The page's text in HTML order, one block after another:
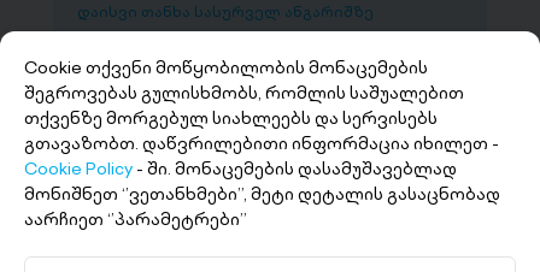
დაისვი თანხა სასურველ ანგარიშზე
Cookie თქვენი მოწყობილობის მონაცემების
შეგროვებას გულისხმობს, რომლის საშუალებით
თქვენზე მორგებულ სიახლეებს და სერვისებს
გთავაზობთ. დაწვრილებითი ინფორმაცია იხილეთ -
Cookie Policy - ში. მონაცემების დასამუშავებლად
მონიშნეთ ‘’ვეთანხმები’’, მეტი დეტალის გასაცნობად
აარჩიეთ ‘’პარამეტრები’’